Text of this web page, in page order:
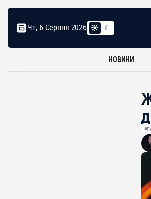
Чт, 6 Серпня 2026
НОВИНИ